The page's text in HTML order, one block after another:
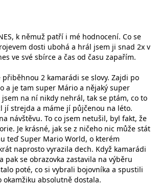
k němuž patří i mé hodnocení. Co se
dosti ubohá a hrál jsem ji snad 2x v
ve své sbírce a čas od času zapařím.
2 kamarádi se slovy. Zajdi po
a je tam super Mário a nějaký super
na ní nikdy nehrál, tak se ptám, co to
jí strejda a máme jí půjčenou na léto.
návštěvu. To co jsem netušil, byl fakt, že
Je krásné, jak se z ničeho nic může stát
teď Super Mario World, o kterém
naprosto vyrazila dech. Když kamarádi
se obrazovka zastavila na výběru
poté, co si vybrali bojovníka a spustili
absolutně dostala.